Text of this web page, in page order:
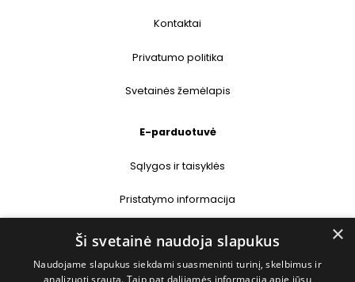
Kontaktai
Privatumo politika
Svetainės žemėlapis
E-parduotuvė
Sąlygos ir taisyklės
Pristatymo informacija
Prekių grąžinimas
Kontaktai
×
Ši svetainė naudoja slapukus
Naudojame slapukus siekdami suasmeninti turinį, skelbimus ir
analizuoti srautą. Taip pat dalijamės informacija apie jūsų